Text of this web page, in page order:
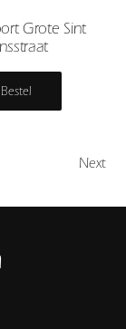
Grote Sint
Bestel
Next